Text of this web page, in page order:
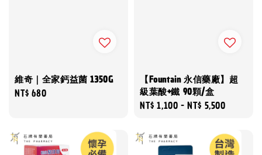
維奇｜全家鈣益菌 1350G
Regular
NT$ 680
【Fountain 永信藥廠】超
級葉酸+鐵 90顆/盒
Regular
NT$ 1,100 -NT$ 5,500